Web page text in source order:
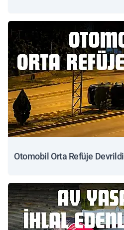
Otomobil Orta Refüje Devrildi